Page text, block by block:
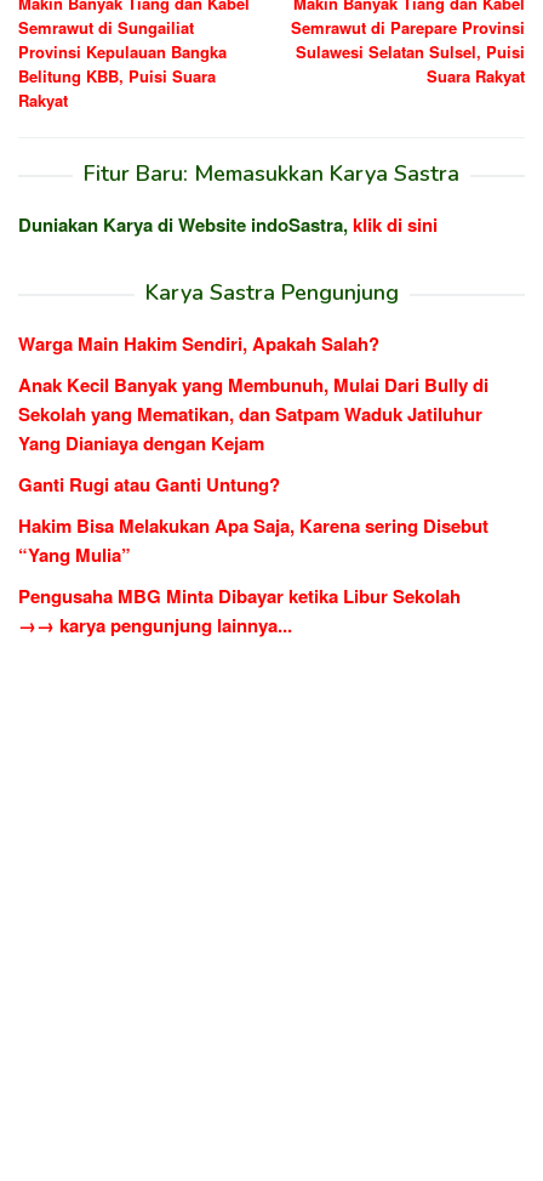
pos
Semrawut di Sungailiat
Provinsi Kepulauan Bangka
Belitung KBB, Puisi Suara
Rakyat
Semrawut di Parepare Provinsi
Sulawesi Selatan Sulsel, Puisi
Suara Rakyat
Fitur Baru: Memasukkan Karya Sastra
Duniakan Karya di Website indoSastra,klik di sini
Karya Sastra Pengunjung
Warga Main Hakim Sendiri, Apakah Salah?
Anak Kecil Banyak yang Membunuh, Mulai Dari Bully di
Sekolah yang Mematikan, dan Satpam Waduk Jatiluhur
Yang Dianiaya dengan Kejam
Ganti Rugi atau Ganti Untung?
Hakim Bisa Melakukan Apa Saja, Karena sering Disebut
“Yang Mulia”
Pengusaha MBG Minta Dibayar ketika Libur Sekolah
→→ karya pengunjung lainnya...